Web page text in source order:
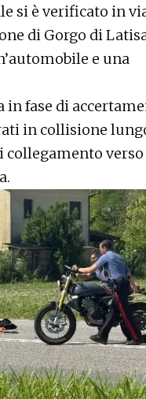
si è verificato in
di Gorgo di
e una
in fase di
in collisione
collegamento